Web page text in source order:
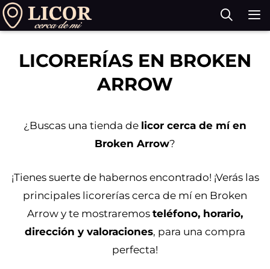
Saltar
al
LICORERÍAS EN BROKEN
ARROW
¿Buscas una tienda de licor cerca de mí en
Broken Arrow?
¡Tienes suerte de habernos encontrado! ¡Verás las
principales licorerías cerca de mí en Broken
Arrow y te mostraremos teléfono, horario,
dirección y valoraciones, para una compra
perfecta!